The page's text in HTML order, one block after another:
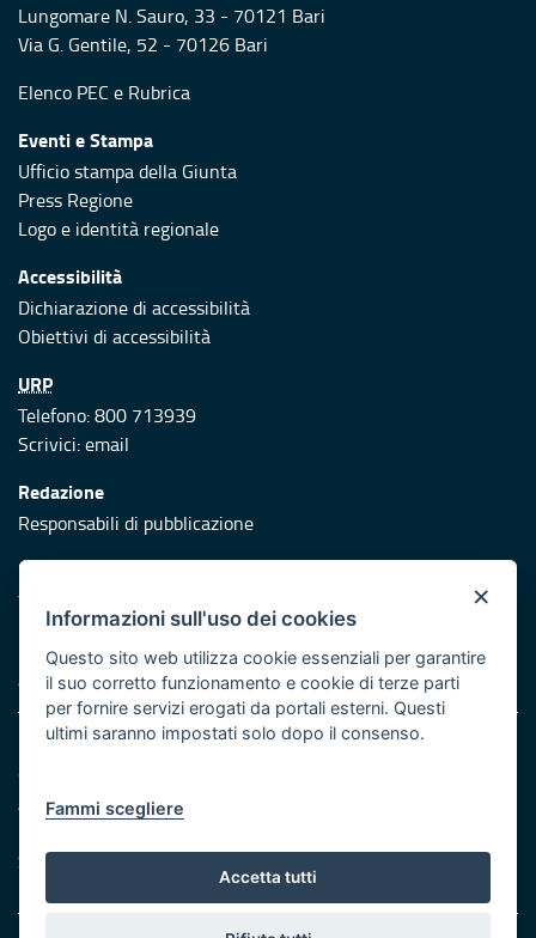
Lungomare N. Sauro, 33 - 70121 Bari
Via G. Gentile, 52 - 70126 Bari
Elenco PEC e Rubrica
Eventi e Stampa
Ufficio stampa della Giunta
Press Regione
Logo e identità regionale
Accessibilità
Dichiarazione di accessibilità
Obiettivi di accessibilità
URP
Telefono: 800 713939
Scrivici:email
Redazione
Responsabili di pubblicazione
Protezione civile
Vai al sito di Protezione Civile Puglia
Iniziativa finanziata con risorse del POR Puglia 2014/2020 -
Asse XI
Note legali
Cookie e privacy
Atti di notifica
Servizi Intranet
×
Informazioni sull'uso dei cookies
Questo sito web utilizza cookie essenziali per garantire
il suo corretto funzionamento e cookie di terze parti
per fornire servizi erogati da portali esterni. Questi
ultimi saranno impostati solo dopo il consenso.
Fammi scegliere
Accetta tutti